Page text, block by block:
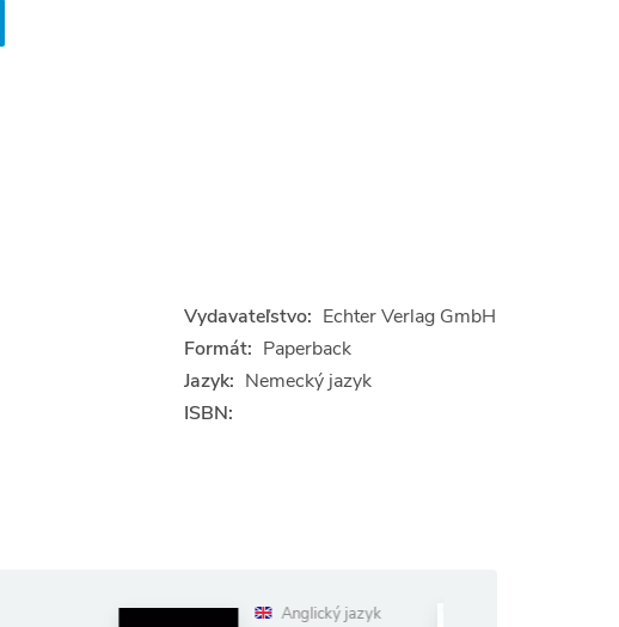
Vydavateľstvo: Echter Verlag GmbH
Formát: Paperback
Jazyk: Nemecký jazyk
ISBN:
Anglický jazyk